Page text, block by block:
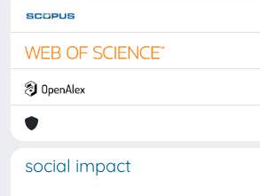
social impact